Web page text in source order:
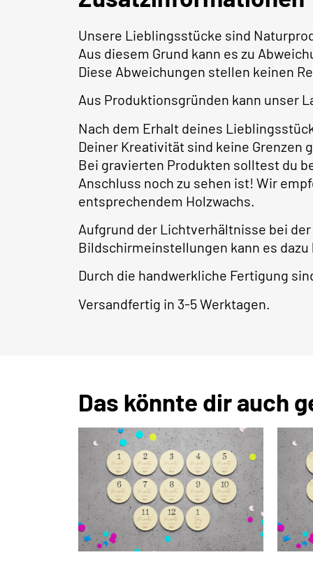
Unsere Lieblingsstücke sind
Aus diesem Grund kann es zu
Diese Abweichungen stellen keinen
Aus Produktionsgründen kann unser
Nach dem Erhalt deines
Deiner Kreativität sind keine Grenzen
Bei gravierten Produkten solltest du
Anschluss noch zu sehen ist! Wir
entsprechendem Holzwachs.
Aufgrund der Lichtverhältnisse bei
Bildschirmeinstellungen kann es
Durch die handwerkliche Fertigung
Versandfertig in 3-5 Werktagen.
Das könnte dir auch